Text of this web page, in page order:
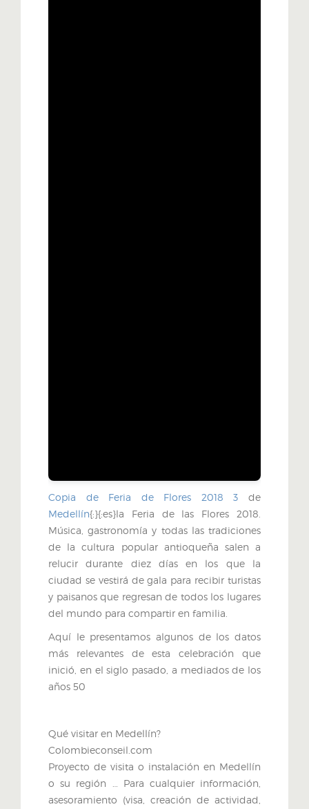
Copia de Feria de Flores 2018 3 de
Medellín{:}{:es}la Feria de las Flores 2018.
Música, gastronomía y todas las tradiciones
de la cultura popular antioqueña salen a
relucir durante diez días en los que la
ciudad se vestirá de gala para recibir turistas
y paisanos que regresan de todos los lugares
del mundo para compartir en familia.
Aquí le presentamos algunos de los datos
más relevantes de esta celebración que
inició, en el siglo pasado, a mediados de los
años 50
Qué visitar en Medellín?
Colombieconseil.com
Proyecto de visita o instalación en Medellín
o su región … Para cualquier información,
asesoramiento (visa, creación de actividad,